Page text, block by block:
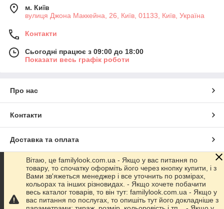
м. Київ
вулиця Джона Маккейна, 26, Київ, 01133, Київ, Україна
Контакти
Сьогодні працює з 09:00 до 18:00
Показати весь графік роботи
Про нас
Контакти
Доставка та оплата
Графік роботи
Повна версія сайту
Вітаю, це familylook.com.ua - Якщо у вас питання по
товару, то спочатку оформіть його через кнопку купити, і з
Вами зв'яжеться менеджер і все уточнить по розмірах,
кольорах та інших різновидах. - Якщо хочете побачити
весь каталог товарів, то він тут: familylook.com.ua - Якщо у
вас питання по послугах, то опишіть тут його докладніше з